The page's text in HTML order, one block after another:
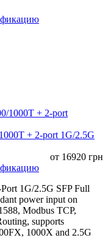
+ 2-port 1G/2.5G
от 16920 грн
1G/2.5G SFP Full
power input on
Modbus TCP,
supports
1000X and 2.5G